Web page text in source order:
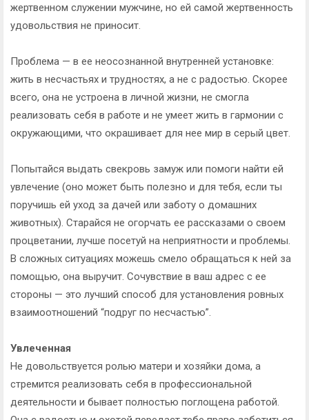
жертвенном служении мужчине, но ей самой жертвенность
удовольствия не приносит.
Проблема — в ее неосознанной внутренней установке:
жить в несчастьях и трудностях, а не с радостью. Скорее
всего, она не устроена в личной жизни, не смогла
реализовать себя в работе и не умеет жить в гармонии с
окружающими, что окрашивает для нее мир в серый цвет.
Попытайся выдать свекровь замуж или помоги найти ей
увлечение (оно может быть полезно и для тебя, если ты
поручишь ей уход за дачей или заботу о домашних
животных). Старайся не огорчать ее рассказами о своем
процветании, лучше посетуй на неприятности и проблемы.
В сложных ситуациях можешь смело обращаться к ней за
помощью, она выручит. Сочувствие в ваш адрес с ее
стороны — это лучший способ для установления ровных
взаимоотношений “подруг по несчастью”.
Увлеченная
Не довольствуется ролью матери и хозяйки дома, а
стремится реализовать себя в профессиональной
деятельности и бывает полностью поглощена работой.